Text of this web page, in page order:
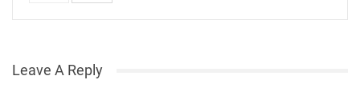
Leave A Reply